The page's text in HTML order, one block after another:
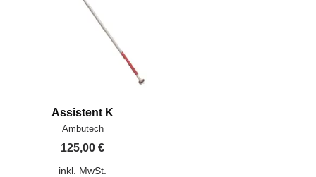
Assistent K
Ambutech
125,00€
inkl. MwSt.